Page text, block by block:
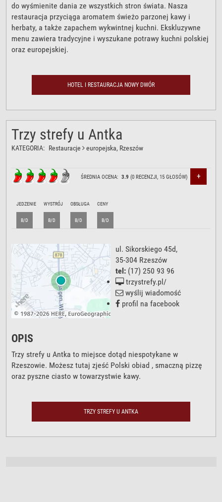
do wyśmienite dania ze wszystkich stron świata. Nasza
restauracja przyciąga aromatem świeżo parzonej kawy i
herbaty, a także zapachem wykwintnej kuchni. Ekskluzywne
menu zawiera tradycyjne i wyszukane potrawy kuchni polskiej
oraz europejskiej.
HOTEL I RESTAURACJA NOWY DWÓR
Trzy strefy u Antka
KATEGORIA: Restauracje europejska, Rzeszów
ŚREDNIA OCENA:3.9 (0 RECENZJI, 15 GŁOSÓW) +
JEDZENIE
B/D
WYSTRÓJ
B/D
OBSŁUGA
B/D
CENY
B/D
ul. Sikorskiego 45d,
35-304 Rzeszów
tel: (17) 250 93 96
trzystrefy.pl/
wyślij wiadomość
profil na facebook
OPIS
Trzy strefy u Antka to miejsce dotąd niespotykane w
Rzeszowie. Możesz tutaj zjeść Polski obiad , smaczną pizzę
oraz pyszne ciasto w towarzystwie kawy.
TRZY STREFY U ANTKA